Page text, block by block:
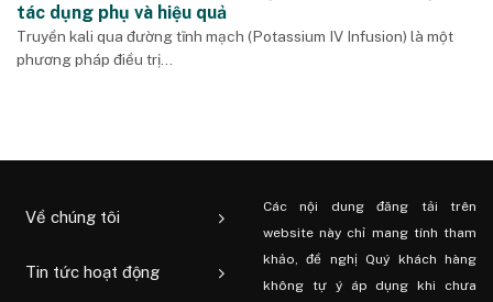
tác dụng phụ và hiệu quả
Truyền kali qua đường tĩnh mạch (Potassium IV Infusion) là một
phương pháp điều trị...
Về chúng tôi
Tin tức hoạt động
Các nội dung đăng tải trên
website này chỉ mang tính tham
khảo, đề nghị Quý khách hàng
không tự ý áp dụng khi chưa